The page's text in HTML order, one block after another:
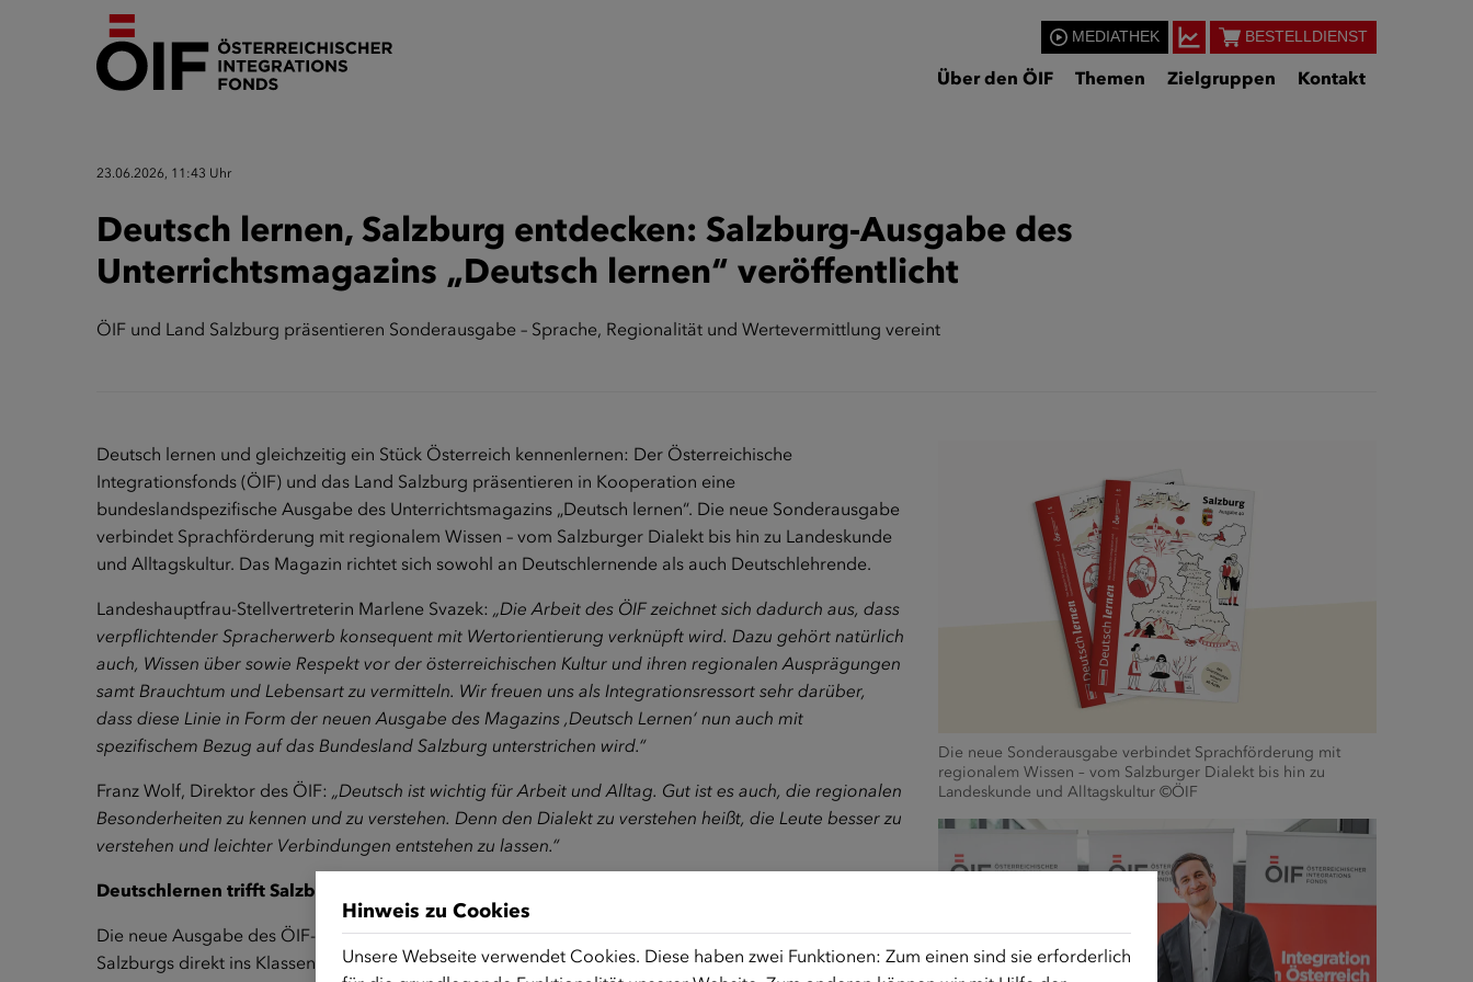
MEDIATHEK BESTELLDIENST
Über den ÖIF Themen Zielgruppen Kontakt
23.06.2026, 11:43 Uhr
Deutsch lernen, Salzburg entdecken: Salzburg-Ausgabe des
Unterrichtsmagazins „Deutsch lernen“ veröffentlicht
ÖIF und Land Salzburg präsentieren Sonderausgabe – Sprache, Regionalität und Wertevermittlung vereint
Die neue Sonderausgabe verbindet Sprachförderung mit
regionalem Wissen – vom Salzburger Dialekt bis hin zu
Landeskunde und Alltagskultur ©ÖIF
Deutsch lernen und gleichzeitig ein Stück Österreich kennenlernen: Der Österreichische
Integrationsfonds (ÖIF) und das Land Salzburg präsentieren in Kooperation eine
bundeslandspezifische Ausgabe des Unterrichtsmagazins „Deutsch lernen“. Die neue Sonderausgabe
verbindet Sprachförderung mit regionalem Wissen – vom Salzburger Dialekt bis hin zu Landeskunde
und Alltagskultur. Das Magazin richtet sich sowohl an Deutschlernende als auch Deutschlehrende.
Landeshauptfrau-Stellvertreterin Marlene Svazek: „Die Arbeit des ÖIF zeichnet sich dadurch aus, dass
verpflichtender Spracherwerb konsequent mit Wertorientierung verknüpft wird. Dazu gehört natürlich
auch, Wissen über sowie Respekt vor der österreichischen Kultur und ihren regionalen Ausprägungen
samt Brauchtum und Lebensart zu vermitteln. Wir freuen uns als Integrationsressort sehr darüber,
dass diese Linie in Form der neuen Ausgabe des Magazins ‚Deutsch Lernen‘ nun auch mit
spezifischem Bezug auf das Bundesland Salzburg unterstrichen wird.“
Franz Wolf, Direktor des ÖIF: „Deutsch ist wichtig für Arbeit und Alltag. Gut ist es auch, die regionalen
Besonderheiten zu kennen und zu verstehen. Denn den Dialekt zu verstehen heißt, die Leute besser zu
verstehen und leichter Verbindungen entstehen zu lassen.“
Deutschlernen trifft Salzburg
Die neue Ausgabe des ÖIF-Unterrichtsmagazins „Deutsch lernen“ bringt regionale Besonderheiten
Salzburgs direkt ins Klassenzimmer: Praxisnahe Übungen behandeln Themen wie Arbeit und
Hinweis zu Cookies
Unsere Webseite verwendet Cookies. Diese haben zwei Funktionen: Zum einen sind sie erforderlich